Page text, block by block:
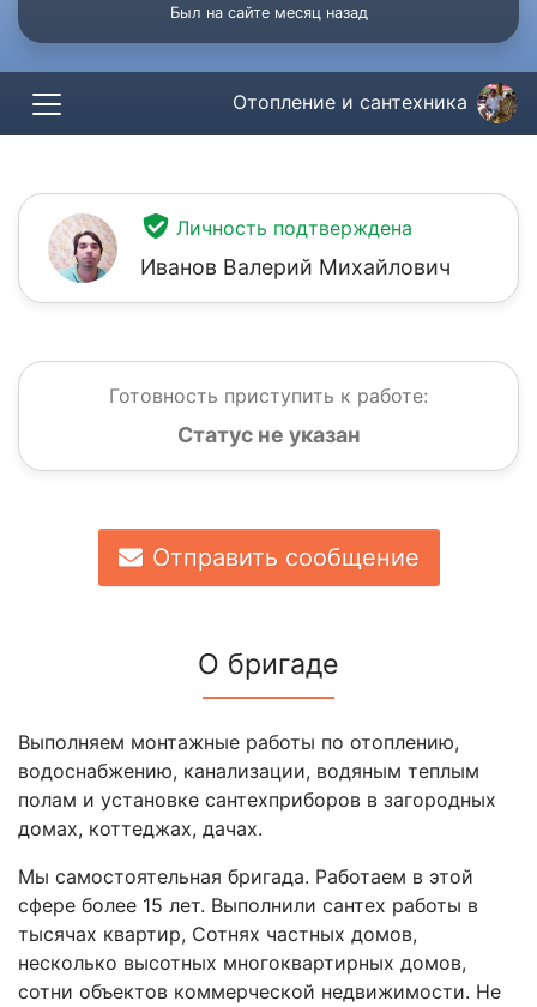
Был на сайте месяц назад
Отопление и сантехника
Личность подтверждена
Иванов Валерий Михайлович
Готовность приступить к работе:
Статус не указан
Отправить сообщение
О бригаде
Выполняем монтажные работы по отоплению,
водоснабжению, канализации, водяным теплым
полам и установке сантехприборов в загородных
домах, коттеджах, дачах.
Мы самостоятельная бригада. Работаем в этой
сфере более 15 лет. Выполнили сантех работы в
тысячах квартир, Сотнях частных домов,
несколько высотных многоквартирных домов,
сотни объектов коммерческой недвижимости. Не